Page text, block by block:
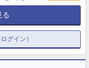
る
グイン）